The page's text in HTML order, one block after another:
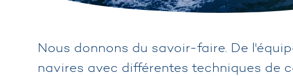
Nous donnons du savoir-faire. De
navires avec différentes techniques de